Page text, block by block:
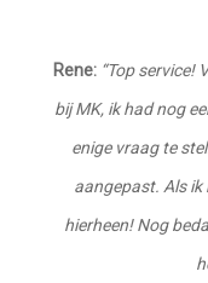
Rene: “Top service!
bij MK, ik had nog
enige vraag te
aangepast. Als ik
hierheen! Nog